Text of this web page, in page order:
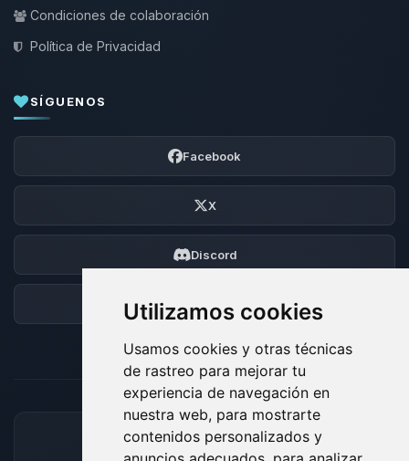
Utilizamos cookies
Usamos cookies y otras técnicas
de rastreo para mejorar tu
experiencia de navegación en
nuestra web, para mostrarte
contenidos personalizados y
Condiciones de colaboración
Política de Privacidad
SÍGUENOS
Facebook
X
Discord
Foro
MÉTODOS DE PAGO ACEPTADOS